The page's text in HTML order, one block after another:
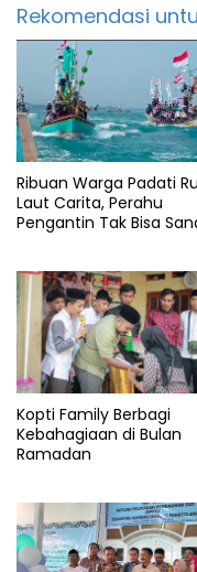
Rekomendasi
Ribuan Warga Padati
Laut Carita, Perahu
Pengantin Tak Bisa
Kopti Family Berbagi
Kebahagiaan di Bulan
Ramadan